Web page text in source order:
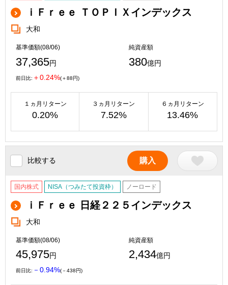
ｉＦｒｅｅ ＴＯＰＩＸインデックス
大和
基準価額(08/06)
37,365円
純資産額
380億円
前日比: ＋0.24%(＋88円)
１ヵ月リターン
0.20%
３ヵ月リターン
7.52%
６ヵ月リターン
13.46%
比較する 購入
国内株式 NISA（つみたて投資枠） ノーロード
ｉＦｒｅｅ 日経２２５インデックス
大和
基準価額(08/06)
45,975円
純資産額
2,434億円
前日比: －0.94%(－438円)